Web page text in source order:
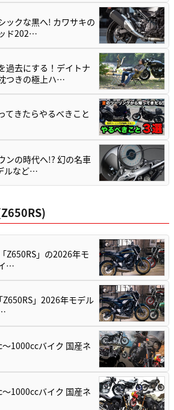
ックな黒へ! カワサキの
ド202…
過去にする！デイトナ
つきの極上ハ…
てきたらやるべきこと
ンの時代へ!? 幻の名車
ルなど…
Z650RS」の2026年モ
…
」2026年モデル
～1000ccバイク 国産ネ
～1000ccバイク 国産ネ